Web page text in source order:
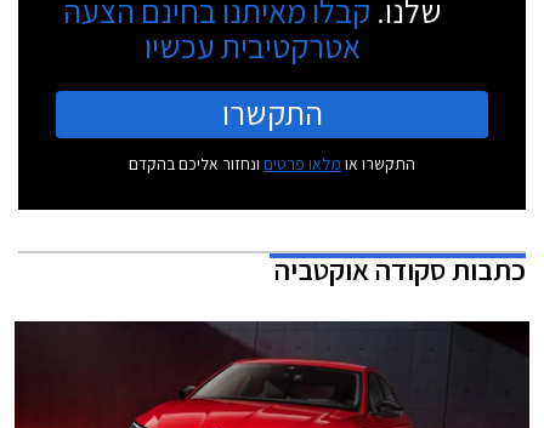
שלנו. קבלו מאיתנו בחינם הצעה
אטרקטיבית עכשיו
התקשרו
התקשרו או מלאו פרטים ונחזור אליכם בהקדם
כתבותסקודה אוקטביה